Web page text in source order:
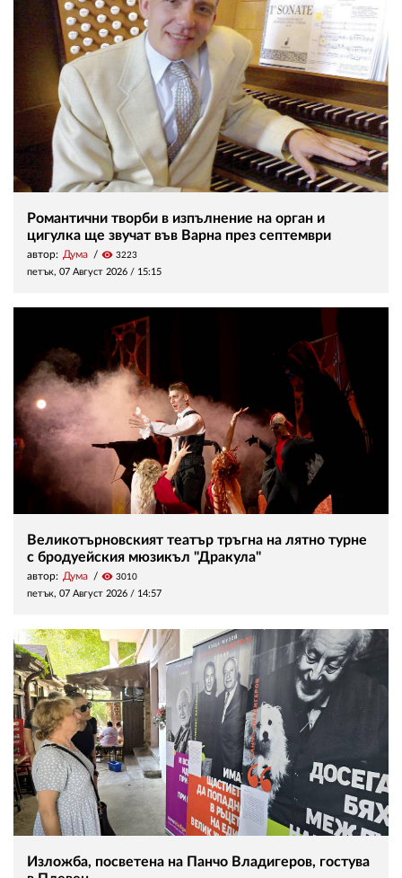
Романтични творби в изпълнение на орган и
цигулка ще звучат във Варна през септември
автор: Дума visibility 3223
петък, 07 Август 2026 / 15:15
Великотърновският театър тръгна на лятно турне
с бродуейския мюзикъл "Дракула"
автор: Дума visibility 3010
петък, 07 Август 2026 / 14:57
Изложба, посветена на Панчо Владигеров, гостува